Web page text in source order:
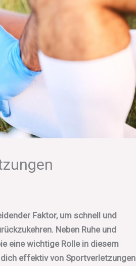
Faktor, um schnell und
Neben Ruhe und
eine wichtige Rolle in diesem
effektiv von Sportverletzungen